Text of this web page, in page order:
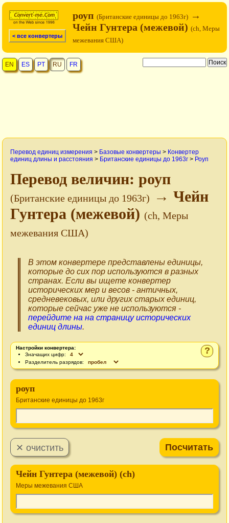
< все конвертеры
роуп (Британские единицы до 1963г) →
Чейн Гунтера (межевой) (ch, Меры
межевания США)
EN ES PT RU FR
Перевод единиц измерения > Базовые конвертеры > Конвертер
единиц длины и расстояния > Британские единицы до 1963г > Роуп
Перевод величин: роуп
(Британские единицы до 1963г)
→ Чейн
Гунтера (межевой) (ch, Меры
межевания США)
В этом конвертере представлены единицы,
которые до сих пор используются в разных
странах. Если вы ищете конвертер
исторических мер и весов - античных,
средневековых, или других старых единиц,
которые сейчас уже не используются -
перейдите на на страницу исторических
единиц длины.
?
Настройки конвертера:
Значащих цифр:
Разделитель разрядов:
роуп
Британские единицы до 1963г
Чейн Гунтера (межевой) (ch)
Меры межевания США